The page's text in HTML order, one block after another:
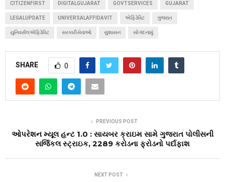
CITIZENFIRST DIGITALGUJARAT GOVTSERVICES GUJARAT
LEGALUPDATE UNIVERSALAFFIDAVIT એફિડેવિટ ગુજરાત
યુનિવર્સલએફિડેવિટ સરકારીસેવાઓ સુશાસન સોગંદનામું
SHARE 0
PREVIOUS POST
ઓપરેશન મ્યૂલ હન્ટ 1.0 : સાયબર ક્રાઇમ સામે ગુજરાત પોલીસની
સર્જિકલ સ્ટ્રાઇક, ₹2289 કરોડના ફ્રોડનો પર્દાફાશ
NEXT POST